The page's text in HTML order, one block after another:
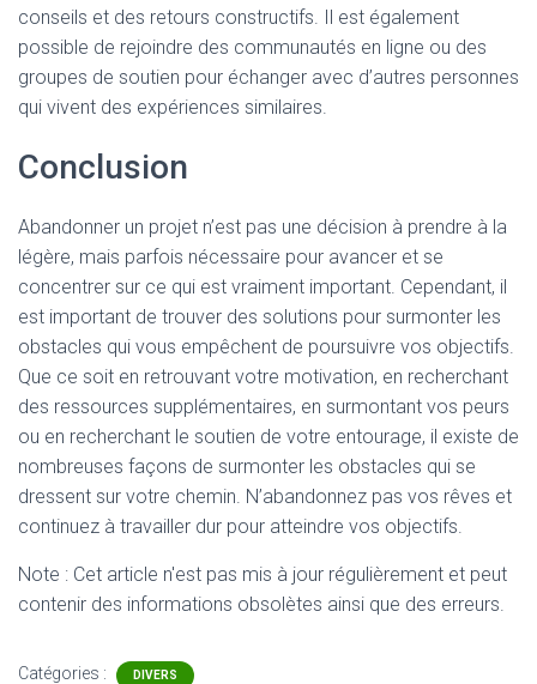
conseils et des retours constructifs. Il est également
possible de rejoindre des communautés en ligne ou des
groupes de soutien pour échanger avec d’autres personnes
qui vivent des expériences similaires.
Conclusion
Abandonner un projet n’est pas une décision à prendre à la
légère, mais parfois nécessaire pour avancer et se
concentrer sur ce qui est vraiment important. Cependant, il
est important de trouver des solutions pour surmonter les
obstacles qui vous empêchent de poursuivre vos objectifs.
Que ce soit en retrouvant votre motivation, en recherchant
des ressources supplémentaires, en surmontant vos peurs
ou en recherchant le soutien de votre entourage, il existe de
nombreuses façons de surmonter les obstacles qui se
dressent sur votre chemin. N’abandonnez pas vos rêves et
continuez à travailler dur pour atteindre vos objectifs.
Note : Cet article n'est pas mis à jour régulièrement et peut
contenir des informations obsolètes ainsi que des erreurs.
Catégories : DIVERS